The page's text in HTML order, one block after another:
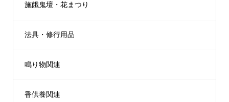
施餓鬼壇・花まつり
法具・修行用品
鳴り物関連
香供養関連